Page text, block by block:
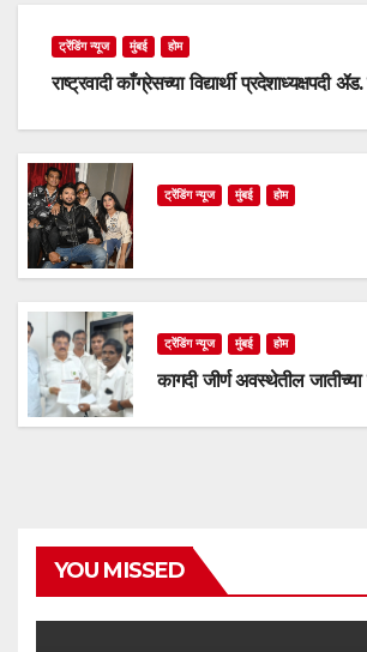
ट्रेंडिंग न्यूज मुंबई होम
राष्ट्रवादी काँग्रेसच्या विद्यार्थी प्रदेशाध्यक्षपदी
ट्रेंडिंग न्यूज मुंबई होम
ट्रेंडिंग न्यूज मुंबई होम
कागदी जीर्ण अवस्थेतील
YOU MISSED